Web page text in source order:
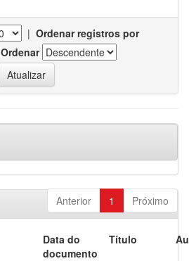
| Ordenar registros por
Ordenar
Anterior 1 Próximo
Data do
documento
Título